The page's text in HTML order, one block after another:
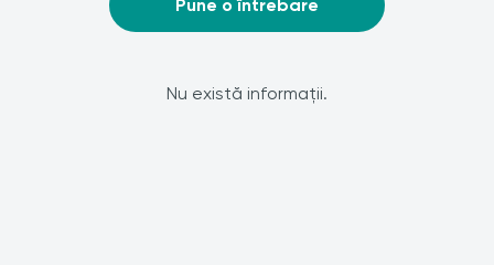
Pune o întrebare
Nu există informații.